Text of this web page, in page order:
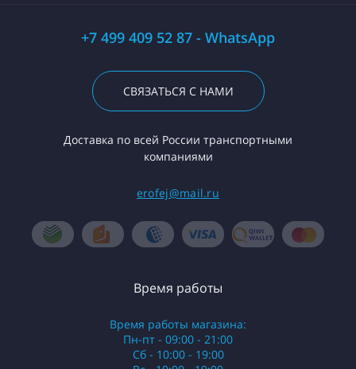
+7 499 409 52 87 - WhatsApp
СВЯЗАТЬСЯ С НАМИ
Доставка по всей России транспортными
компаниями
erofej@mail.ru
Время работы
Время работы магазина:
Пн-пт - 09:00 - 21:00
Сб - 10:00 - 19:00